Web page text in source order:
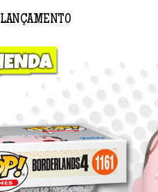
LANÇAMENTO